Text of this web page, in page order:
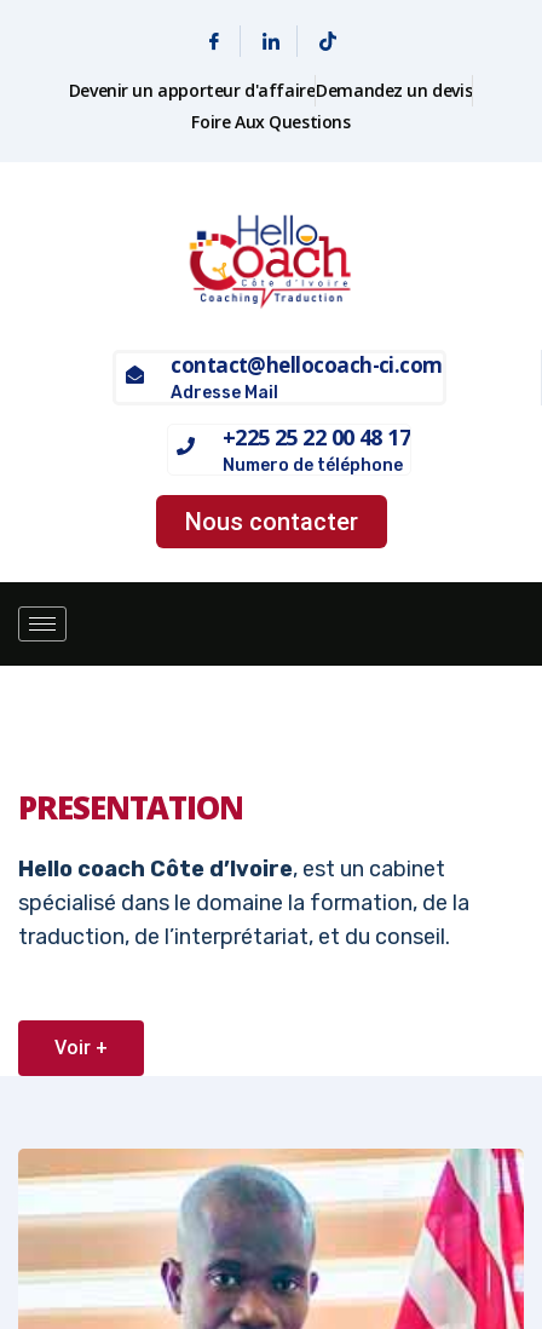
Devenir un apporteur d'affaireDemandez un devis
Foire Aux Questions
contact@hellocoach-ci.com
Adresse Mail
+225 25 22 00 48 17
Numero de téléphone
Nous contacter
PRESENTATION
Hello coach Côte d’Ivoire, est un cabinet
spécialisé dans le domaine la formation, de la
traduction, de l’interprétariat, et du conseil.
Voir +